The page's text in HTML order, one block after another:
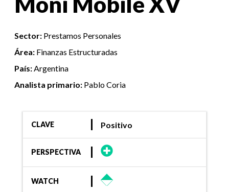
Sector: Prestamos Personales
Área: Finanzas Estructuradas
País:Argentina
Analista primario: Pablo Coria
CLAVE Positivo
PERSPECTIVA
WATCH